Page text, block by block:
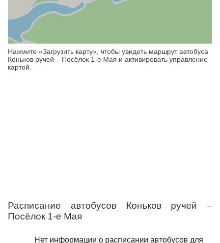
Нажмите «Загрузить карту», чтобы увидеть маршрут автобуса
Коньков ручей – Посёлок 1-е Мая и активировать управление
картой.
Расписание автобусов Коньков ручей –
Посёлок 1-е Мая
Нет информации о расписании автобусов для